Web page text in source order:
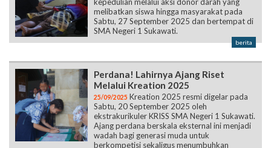
melibatkan siswa hingga masyarakat pada
Sabtu, 27 September 2025 dan bertempat di
SMA Negeri 1 Sukawati.
berita
Perdana! Lahirnya Ajang Riset
Melalui Kreation 2025
25/09/2025 Kreation 2025 resmi digelar pada
Sabtu, 20 September 2025 oleh
ekstrakurikuler KRISS SMA Negeri 1 Sukawati.
Ajang perdana berskala eksternal ini menjadi
wadah bagi generasi muda untuk
berkompetisi sekaligus menumbuhkan